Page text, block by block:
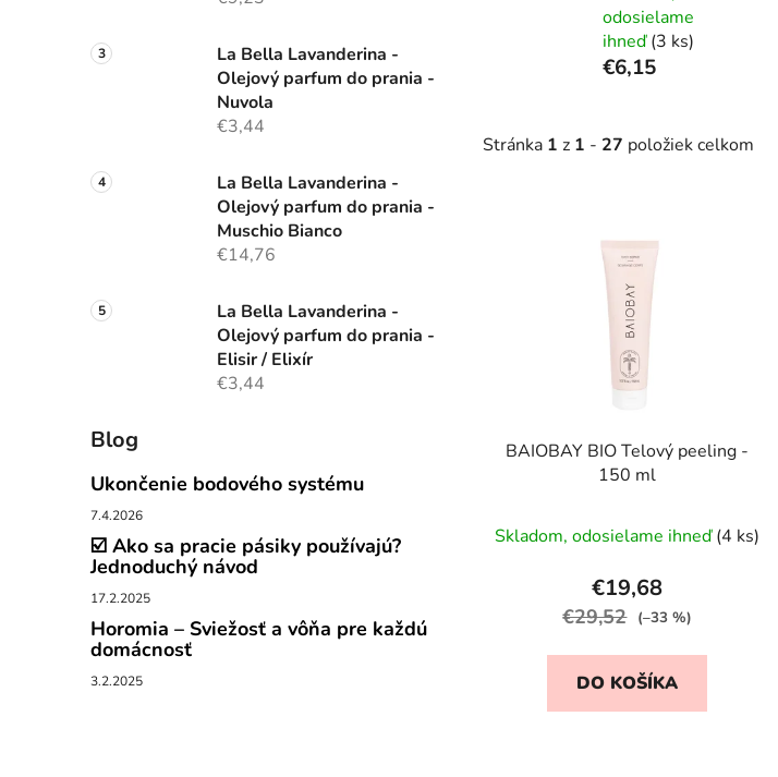
La Bella Lavanderina -
Olejový parfum do prania -
Nuvola
€3,44
La Bella Lavanderina -
Olejový parfum do prania -
Muschio Bianco
€14,76
La Bella Lavanderina -
Olejový parfum do prania -
Elisir / Elixír
€3,44
Blog
Ukončenie bodového systému
7.4.2026
☑️ Ako sa pracie pásiky používajú?
Jednoduchý návod
17.2.2025
Horomia – Sviežosť a vôňa pre každú
domácnosť
3.2.2025
odosielame
ihneď(3 ks)
€6,15
Stránka 1 z 1 - 27 položiek celkom
o
BAIOBAY BIO Telový peeling -
150 ml
Skladom, odosielame ihneď(4 ks)
€19,68
€29,52 (–33 %)
DO KOŠÍKA